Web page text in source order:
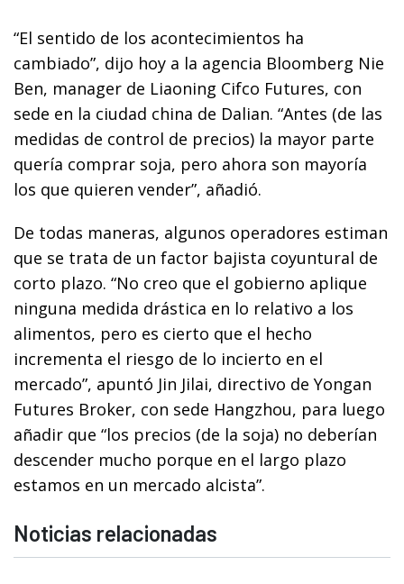
“El sentido de los acontecimientos ha
cambiado”, dijo hoy a la agencia Bloomberg Nie
Ben, manager de Liaoning Cifco Futures, con
sede en la ciudad china de Dalian. “Antes (de las
medidas de control de precios) la mayor parte
quería comprar soja, pero ahora son mayoría
los que quieren vender”, añadió.
De todas maneras, algunos operadores estiman
que se trata de un factor bajista coyuntural de
corto plazo. “No creo que el gobierno aplique
ninguna medida drástica en lo relativo a los
alimentos, pero es cierto que el hecho
incrementa el riesgo de lo incierto en el
mercado”, apuntó Jin Jilai, directivo de Yongan
Futures Broker, con sede Hangzhou, para luego
añadir que “los precios (de la soja) no deberían
descender mucho porque en el largo plazo
estamos en un mercado alcista”.
Noticias relacionadas